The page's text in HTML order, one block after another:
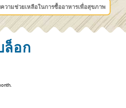
วามช่วยเหลือในการซื้ออาหารเพื่อสุขภาพ
ล็อก